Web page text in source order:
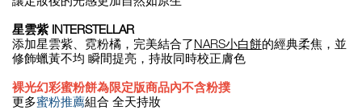
星雲紫 INTERSTELLAR
添加星雲紫、霓粉橘，完美結合了NARS小白餅的經典柔焦，並
修飾蠟黃不均 瞬間提亮，持妝同時校正膚色
裸光幻彩蜜粉餅為限定版商品內不含粉撲
更多蜜粉推薦組合 全天持妝